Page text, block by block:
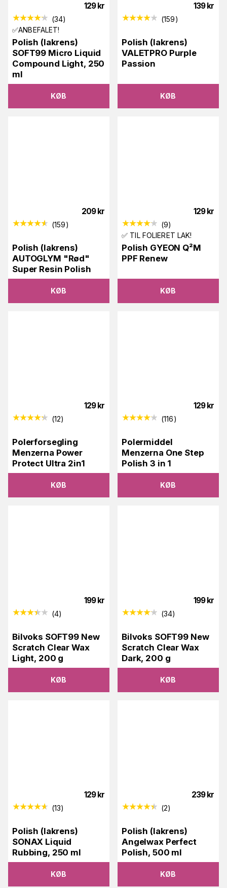
129 kr
(34)
✅ANBEFALET!
Polish (lakrens)
SOFT99 Micro Liquid
Compound Light, 250
ml
KØB
139 kr
(159)
Polish (lakrens)
VALETPRO Purple
Passion
KØB
209 kr
(159)
Polish (lakrens)
AUTOGLYM "Rød"
Super Resin Polish
KØB
129 kr
(9)
✅ TIL FOLIERET LAK!
Polish GYEON Q²M
PPF Renew
KØB
129 kr
(12)
Polerforsegling
Menzerna Power
Protect Ultra 2in1
KØB
129 kr
(116)
Polermiddel
Menzerna One Step
Polish 3 in 1
KØB
199 kr
(4)
Bilvoks SOFT99 New
Scratch Clear Wax
Light, 200 g
KØB
199 kr
(34)
Bilvoks SOFT99 New
Scratch Clear Wax
Dark, 200 g
KØB
129 kr
(13)
Polish (lakrens)
SONAX Liquid
Rubbing, 250 ml
KØB
239 kr
(2)
Polish (lakrens)
Angelwax Perfect
Polish, 500 ml
KØB